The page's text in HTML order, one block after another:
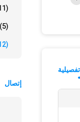
(11)
(5)
(12)
إتصال